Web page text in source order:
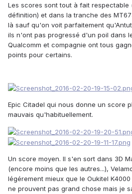
Les scores sont tout à fait respectable
définition) et dans la tranche des
là sauf qu'on voit parfaitement
ils n'ont pas progressé d'un poil dans
Qualcomm et compagnie ont tous
points pour certains.
Epic Citadel qui nous donne un score
mauvais qu'habituellement.
Un score moyen. Il s'en sort dans 3D
(encore moins que les autres...),
légérement mieux que le Oukitel
ne prouvent pas grand chose mais je